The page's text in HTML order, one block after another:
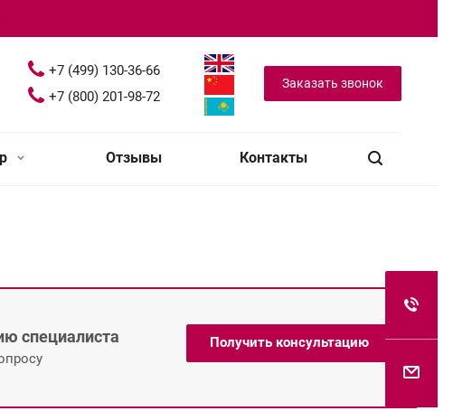
+7 (499) 130-36-66
+7 (800) 201-98-72
Заказать звонок
Отзывы Контакты
специалиста Получить консультацию